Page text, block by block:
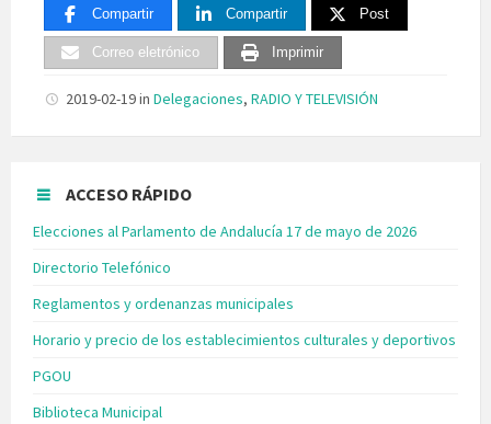
Compartir Compartir Post
Correo eletrónico Imprimir
2019-02-19in Delegaciones, RADIO Y TELEVISIÓN
ACCESO RÁPIDO
Elecciones al Parlamento de Andalucía 17 de mayo de 2026
Directorio Telefónico
Reglamentos y ordenanzas municipales
Horario y precio de los establecimientos culturales y deportivos
PGOU
Biblioteca Municipal